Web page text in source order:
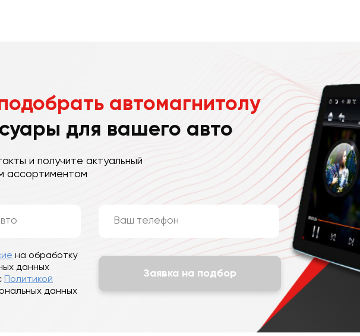
автомагнитолу
для вашего авто
и получите актуальный
ассортиментом
на обработку
данных
Политикой
данных
Заявка на подбор